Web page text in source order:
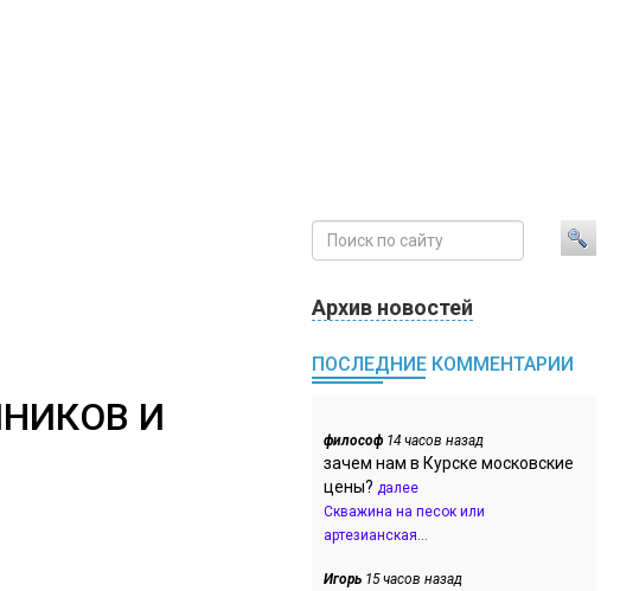
И
Архив новостей
ПОСЛЕДНИЕ КОММЕНТАРИИ
философ 14 часов назад
зачем нам в Курске московские
цены? далее
Скважина на песок или
артезианская...
Игорь 15 часов назад